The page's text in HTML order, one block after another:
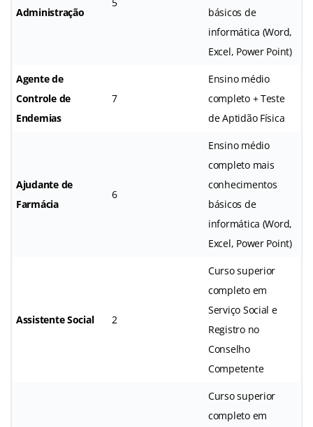
Administração
básicos de
informática (Word,
Excel, Power Point)
Agente de
Controle de
Endemias
7
Ensino médio
completo + Teste
de Aptidão Física
Ajudante de
Farmácia
6
Ensino médio
completo mais
conhecimentos
básicos de
informática (Word,
Excel, Power Point)
Assistente Social 2
Curso superior
completo em
Serviço Social e
Registro no
Conselho
Competente
Curso superior
completo em